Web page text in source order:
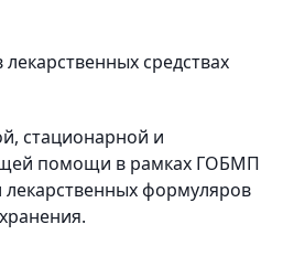
средствах
стационарной и
помощи в рамках ГОБМП
формуляров